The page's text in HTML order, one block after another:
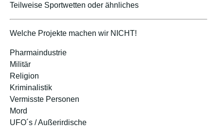
Teilweise Sportwetten oder ähnliches
Welche Projekte machen wir NICHT!
Pharmaindustrie
Militär
Religion
Kriminalistik
Vermisste Personen
Mord
UFO´s / Außerirdische